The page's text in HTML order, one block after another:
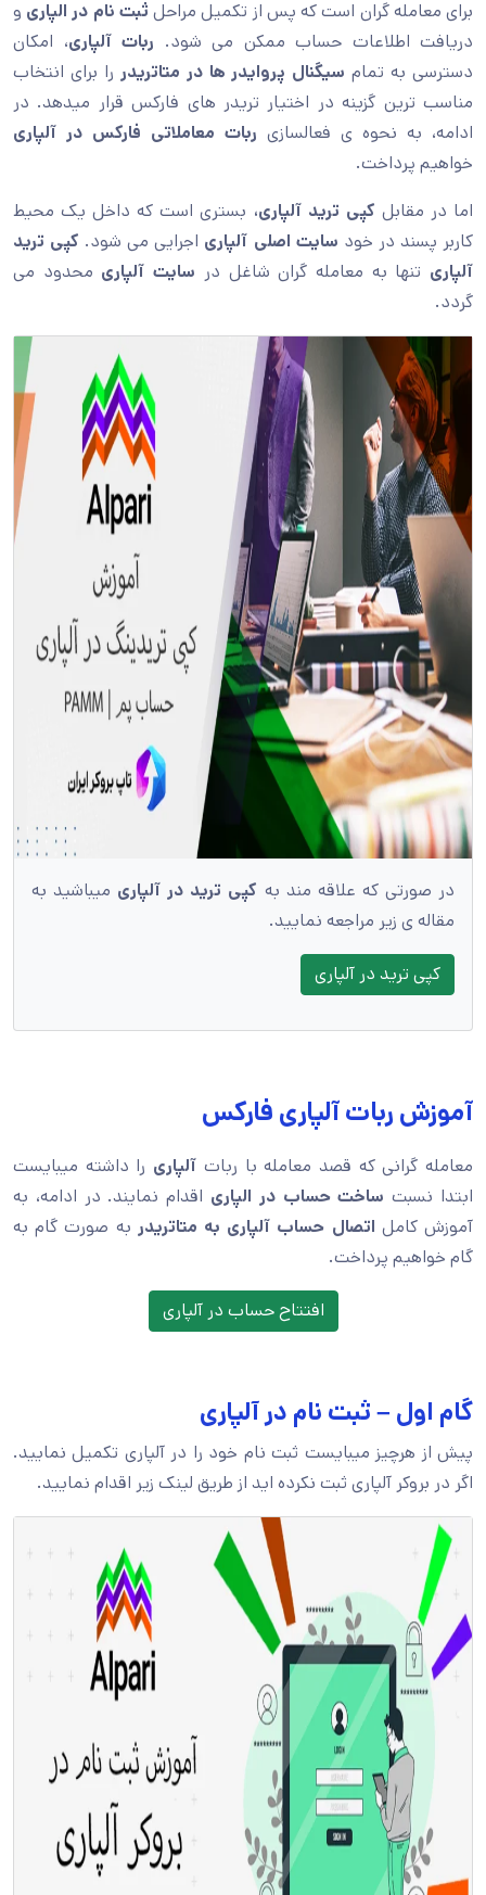
برای معامله گران است که پس از تکمیل مراحل ثبت نام در الپاری و
دریافت اطلاعات حساب ممکن می شود. ربات آلپاری، امکان
دسترسی به تمام سیگنال پروایدر ها در متاتریدر را برای انتخاب
مناسب ترین گزینه در اختیار تریدر های فارکس قرار میدهد. در
ادامه، به نحوه ی فعالسازی ربات معاملاتی فارکس در آلپاری
خواهیم پرداخت.
اما در مقابل کپی ترید آلپاری، بستری است که داخل یک محیط
کاربر پسند در خود سایت اصلی آلپاری اجرایی می شود. کپی ترید
آلپاری تنها به معامله گران شاغل در سایت آلپاری محدود می
گردد.
در صورتی که علاقه مند به کپی ترید درآلپاری میباشید به
مقاله ی زیر مراجعه نمایید.
کپی ترید در آلپاری
آموزش ربات آلپاری فارکس
معامله گرانی که قصد معامله با ربات آلپاری را داشته میبایست
ابتدا نسبتساخت حساب در الپاری اقدام نمایند. در ادامه، به
آموزش کامل اتصال حساب آلپاری به متاتریدر به صورت گام به
گام خواهیم پرداخت.
افتتاح حساب در آلپاری
گام اول – ثبت نام در آلپاری
پیش از هرچیز میبایست ثبت نام خود را در آلپاری تکمیل نمایید.
اگر در بروکر آلپاری ثبت نکرده اید از طریق لینک زیر اقدام نمایید.